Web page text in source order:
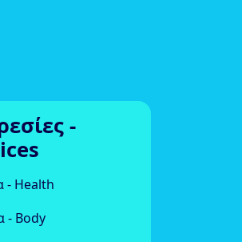
-
- Health
- Body